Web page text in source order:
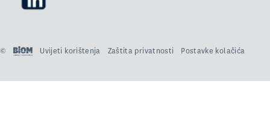
© Uvijeti korištenja Zaštita privatnosti Postavke kolačića